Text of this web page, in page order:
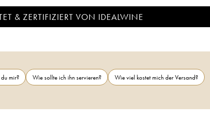
& ZERTIFIZIERT VON IDEALWINE
mir? Wie sollte ich ihn servieren?
Wie viel kostet mich der Versand?